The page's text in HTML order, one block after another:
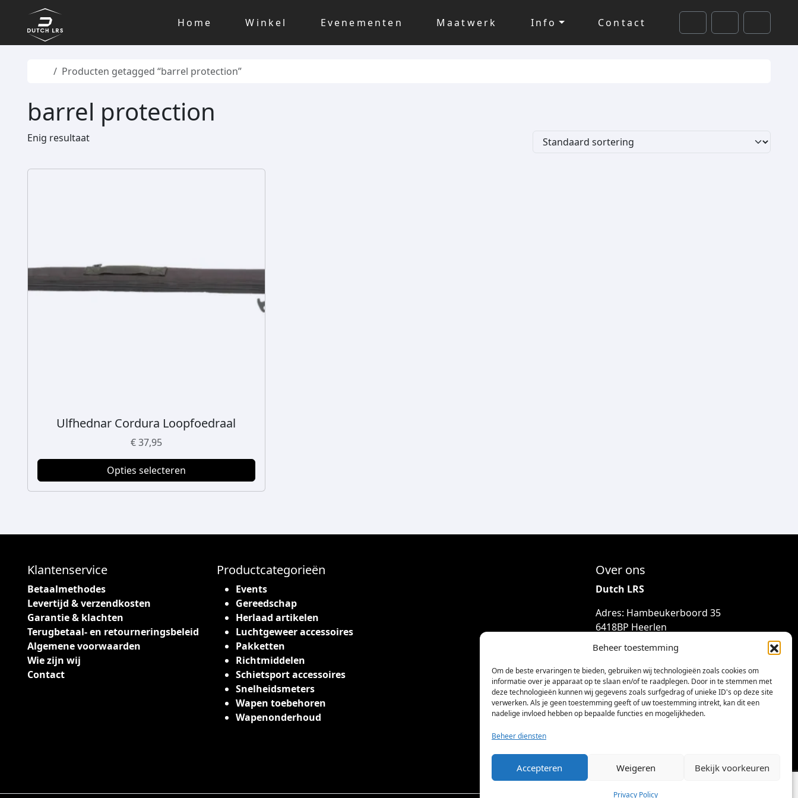
Beheer toestemming
Om de beste ervaringen te bieden, gebruiken wij technologieën zoals cookies om
informatie over je apparaat op te slaan en/of te raadplegen. Door in te stemmen met
deze technologieën kunnen wij gegevens zoals surfgedrag of unieke ID's op deze site
verwerken. Als je geen toestemming geeft of uw toestemming intrekt, kan dit een
nadelige invloed hebben op bepaalde functies en mogelijkheden.
Beheer diensten
Accepteren Weigeren Bekijk voorkeuren
Privacy Policy
Skip to content
Skip to footer
Home
Winkel Evenementen Maatwerk Info
Contact
SearchAccountCart
Home
Producten getagged “barrel protection”
barrel protection
Enig resultaat
Ulfhednar Cordura Loopfoedraal
€37,95
Opties selecteren
p
r
o
c
h
e
f
t
m
e
e
r
i
Klantenservice
Betaalmethodes
Levertijd & verzendkosten
Garantie & klachten
Terugbetaal- en retourneringsbeleid
Algemene voorwaarden
Wie zijn wij
Contact
Productcategorieën
Events
Gereedschap
Herlaad artikelen
Luchtgeweer accessoires
Pakketten
Richtmiddelen
Schietsport accessoires
Snelheidsmeters
Wapen toebehoren
Wapenonderhoud
Over ons
Dutch LRS
Adres: Hambeukerboord 35
6418BP Heerlen
(geen bezoekadres)
info@dutchlrs.nl
+31 45 2123953
KvK-nummer: 96002824
Btw-id: NL867424114B01